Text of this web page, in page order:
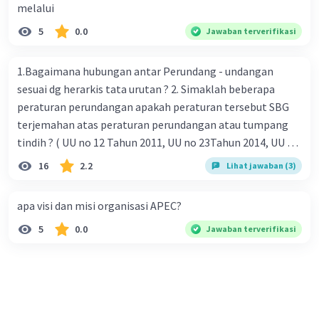
melalui
5 0.0 Jawaban terverifikasi
1.Bagaimana hubungan antar Perundang - undangan
sesuai dg herarkis tata urutan ? 2. Simaklah beberapa
peraturan perundangan apakah peraturan tersebut SBG
terjemahan atas peraturan perundangan atau tumpang
tindih ? ( UU no 12 Tahun 2011, UU no 23Tahun 2014, UU No
25 Tahun 2004 ) 3 . Tuliskan peraturan perundangan yg di
undangkan atas perintah TAP MPR NO I / MPR/ 2003
pasal18, pasal 22, pasal 23, Pasal 26 , Pasal 27,pasal ,pasal
28, pasal 29, pasal 30 ,pasal 31 dan pasal 33 )
16 2.2 Lihat jawaban (3)
apa visi dan misi organisasi APEC?
5 0.0 Jawaban terverifikasi